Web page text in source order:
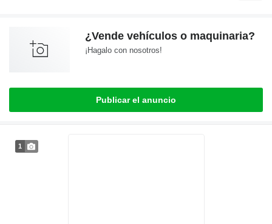
¿Vende vehículos o maquinaria?
¡Hagalo con nosotros!
Publicar el anuncio
1